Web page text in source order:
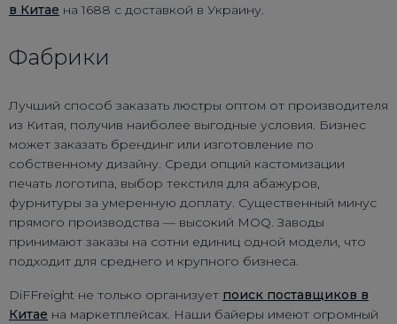
в Китае на 1688 с доставкой в Украину.
Фабрики
Лучший способ заказать люстры оптом от производителя
из Китая, получив наиболее выгодные условия. Бизнес
может заказать брендинг или изготовление по
собственному дизайну. Среди опций кастомизации
печать логотипа, выбор текстиля для абажуров,
фурнитуры за умеренную доплату. Существенный минус
прямого производства — высокий MOQ. Заводы
принимают заказы на сотни единиц одной модели, что
подходит для среднего и крупного бизнеса.
DiFFreight не только организует поиск поставщиков в
Китае на маркетплейсах. Наши байеры имеют огромный